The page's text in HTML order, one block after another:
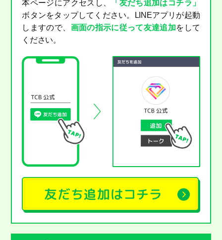
本ページにアクセスし、
「友だち追加はコチラ」
ボタンをタップしてください。LINEアプリが起動
しますので、 画面の指示に従って友達追加をして
ください。